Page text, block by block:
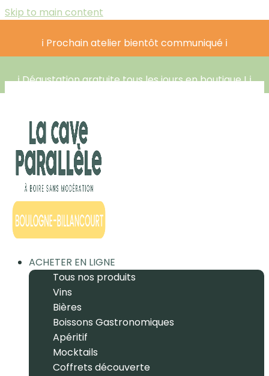
Skip to main content
ℹ️ Prochain atelier bientôt communiqué ℹ️
ℹ️ Dégustation gratuite tous les jours en boutique ! ℹ️
ACHETER EN LIGNE
Tous nos produits
Vins
Bières
Boissons Gastronomiques
Apéritif
Mocktails
Coffrets découverte